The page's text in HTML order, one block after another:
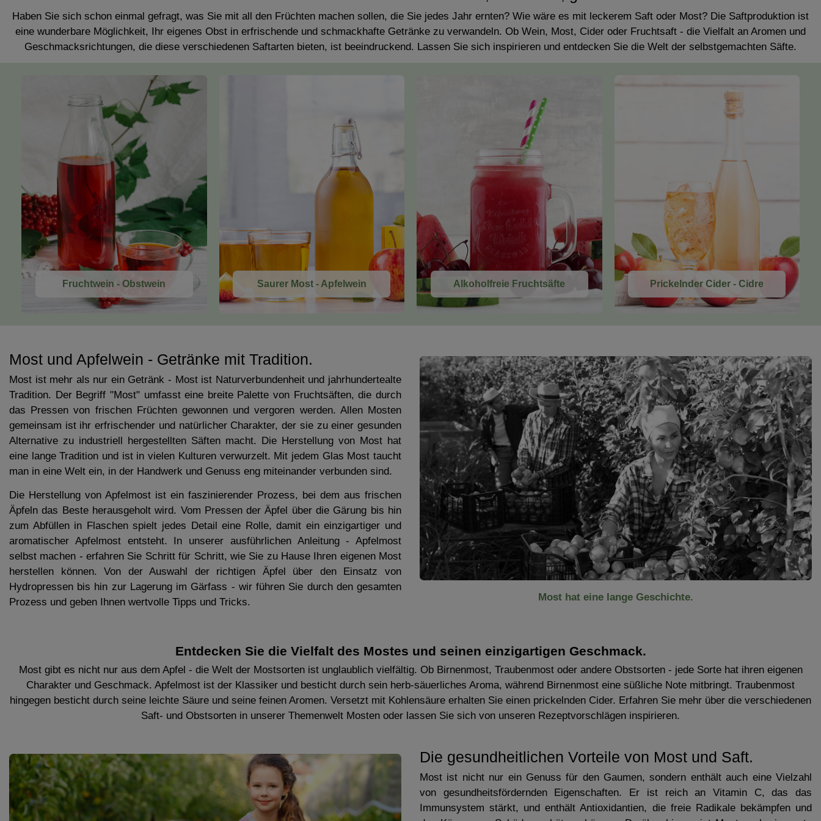
Fass in höchster Qualität - Made in
Edelstahl und die einfache Reinigung
wird die Obstpresse von Speidel zu
einem unentbehrlichen Helfer bei der
Herstellung von Säften und Fruchtsäften.
Haben Sie sich schon einmal gefragt, was Sie mit all den Früchten machen sollen, die Sie jedes Jahr ernten? Wie wäre es mit leckerem Saft oder Most? Die Saftproduktion ist
eine wunderbare Möglichkeit, Ihr eigenes Obst in erfrischende und schmackhafte Getränke zu verwandeln. Ob Wein, Most, Cider oder Fruchtsaft - die Vielfalt an Aromen und
Geschmacksrichtungen, die diese verschiedenen Saftarten bieten, ist beeindruckend. Lassen Sie sich inspirieren und entdecken Sie die Welt der selbstgemachten Säfte.
Fruchtwein - Obstwein Saurer Most - Apfelwein Alkoholfreie Fruchtsäfte Prickelnder Cider - Cidre
Most hat eine lange Geschichte.
Most und Apfelwein - Getränke mit Tradition.
Most ist mehr als nur ein Getränk - Most ist Naturverbundenheit und jahrhundertealte
Tradition. Der Begriff "Most" umfasst eine breite Palette von Fruchtsäften, die durch
das Pressen von frischen Früchten gewonnen und vergoren werden. Allen Mosten
gemeinsam ist ihr erfrischender und natürlicher Charakter, der sie zu einer gesunden
Alternative zu industriell hergestellten Säften macht. Die Herstellung von Most hat
eine lange Tradition und ist in vielen Kulturen verwurzelt. Mit jedem Glas Most taucht
man in eine Welt ein, in der Handwerk und Genuss eng miteinander verbunden sind.
Die Herstellung von Apfelmost ist ein faszinierender Prozess, bei dem aus frischen
Äpfeln das Beste herausgeholt wird. Vom Pressen der Äpfel über die Gärung bis hin
zum Abfüllen in Flaschen spielt jedes Detail eine Rolle, damit ein einzigartiger und
aromatischer Apfelmost entsteht. In unserer ausführlichen Anleitung - Apfelmost
selbst machen - erfahren Sie Schritt für Schritt, wie Sie zu Hause Ihren eigenen Most
herstellen können. Von der Auswahl der richtigen Äpfel über den Einsatz von
Hydropressen bis hin zur Lagerung im Gärfass - wir führen Sie durch den gesamten
Prozess und geben Ihnen wertvolle Tipps und Tricks.
Entdecken Sie die Vielfalt des Mostes und seinen einzigartigen Geschmack.
Most gibt es nicht nur aus dem Apfel - die Welt der Mostsorten ist unglaublich vielfältig. Ob Birnenmost, Traubenmost oder andere Obstsorten - jede Sorte hat ihren eigenen
Charakter und Geschmack. Apfelmost ist der Klassiker und besticht durch sein herb-säuerliches Aroma, während Birnenmost eine süßliche Note mitbringt. Traubenmost
hingegen besticht durch seine leichte Säure und seine feinen Aromen. Versetzt mit Kohlensäure erhalten Sie einen prickelnden Cider. Erfahren Sie mehr über die verschiedenen
Saft- und Obstsorten in unserer Themenwelt Mosten oder lassen Sie sich von unseren Rezeptvorschlägen inspirieren.
Die gesundheitlichen Vorteile von Most und Saft.
Most ist nicht nur ein Genuss für den Gaumen, sondern enthält auch eine Vielzahl
von gesundheitsfördernden Eigenschaften. Er ist reich an Vitamin C, das das
Immunsystem stärkt, und enthält Antioxidantien, die freie Radikale bekämpfen und